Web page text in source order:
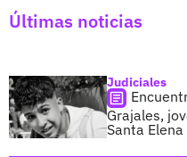
Últimas noticias
Judiciales
Grajales,
Santa Elena